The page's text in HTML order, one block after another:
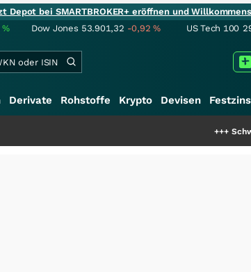
Depot bei SMARTBROKER+ eröffnen und
% Dow Jones 53.901,32 -0,92% US Tech 100
Derivate Rohstoffe Krypto Devisen Festzins
Schwere Seltene